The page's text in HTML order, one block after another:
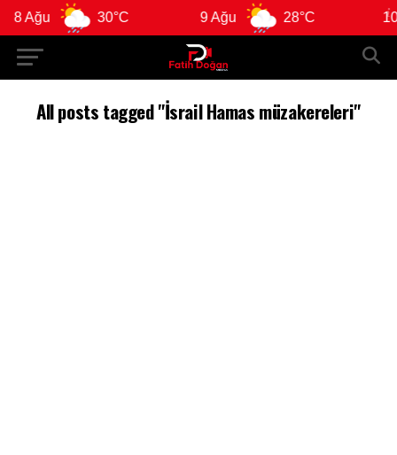
8 Ağu 30°C 9 Ağu 28°C 10
All posts tagged "İsrail Hamas müzakereleri"